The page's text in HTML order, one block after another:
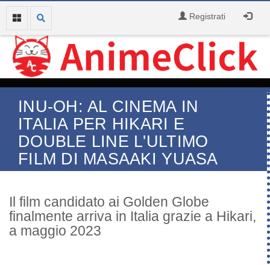
Registrati
INU-OH: AL CINEMA IN
ITALIA PER HIKARI E
DOUBLE LINE L'ULTIMO
FILM DI MASAAKI YUASA
Il film candidato ai Golden Globe
finalmente arriva in Italia grazie a Hikari,
a maggio 2023